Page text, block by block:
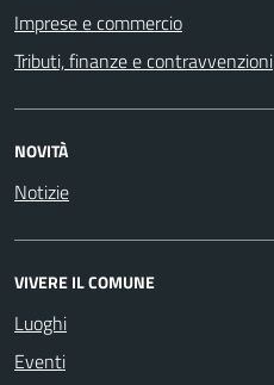
Imprese e commercio
Tributi, finanze e contravvenzioni
NOVITÀ
Notizie
VIVERE IL COMUNE
Luoghi
Eventi